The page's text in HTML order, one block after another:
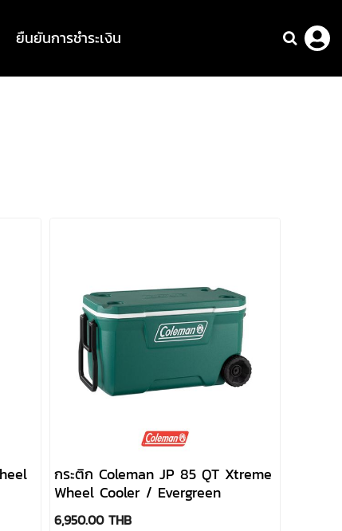
ยืนยันการชำระเงิน
กระติก Coleman JP 85 QT Xtreme
Wheel Cooler / Evergreen
6,950.00 THB